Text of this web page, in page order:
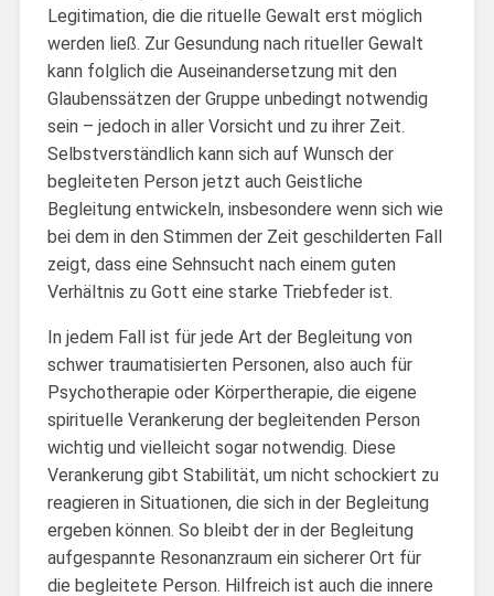
Legitimation, die die rituelle Gewalt erst möglich
werden ließ. Zur Gesundung nach ritueller Gewalt
kann folglich die Auseinandersetzung mit den
Glaubenssätzen der Gruppe unbedingt notwendig
sein – jedoch in aller Vorsicht und zu ihrer Zeit.
Selbstverständlich kann sich auf Wunsch der
begleiteten Person jetzt auch Geistliche
Begleitung entwickeln, insbesondere wenn sich wie
bei dem in den Stimmen der Zeit geschilderten Fall
zeigt, dass eine Sehnsucht nach einem guten
Verhältnis zu Gott eine starke Triebfeder ist.
In jedem Fall ist für jede Art der Begleitung von
schwer traumatisierten Personen, also auch für
Psychotherapie oder Körpertherapie, die eigene
spirituelle Verankerung der begleitenden Person
wichtig und vielleicht sogar notwendig. Diese
Verankerung gibt Stabilität, um nicht schockiert zu
reagieren in Situationen, die sich in der Begleitung
ergeben können. So bleibt der in der Begleitung
aufgespannte Resonanzraum ein sicherer Ort für
die begleitete Person. Hilfreich ist auch die innere